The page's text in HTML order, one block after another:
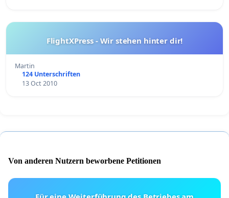
FlightXPress - Wir stehen hinter dir!
Martin
124 Unterschriften
13 Oct 2010
Von anderen Nutzern beworbene Petitionen